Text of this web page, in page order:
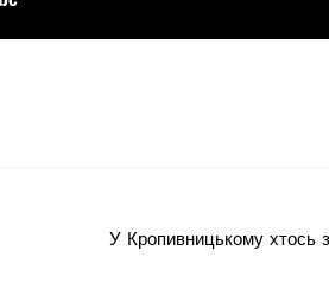
У Кропивницькому хтось